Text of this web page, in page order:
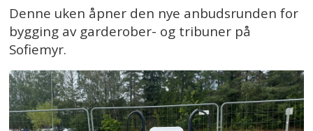
Denne uken åpner den nye anbudsrunden for
bygging av garderober- og tribuner på
Sofiemyr.